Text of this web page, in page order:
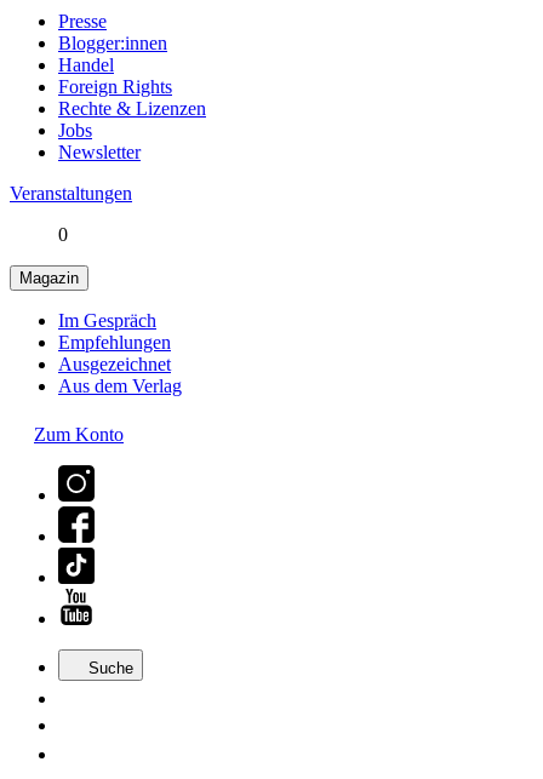
Presse
Blogger:innen
Handel
Foreign Rights
Rechte & Lizenzen
Jobs
Newsletter
Veranstaltungen
0
Magazin
Im Gespräch
Empfehlungen
Ausgezeichnet
Aus dem Verlag
Zum Konto
Suche